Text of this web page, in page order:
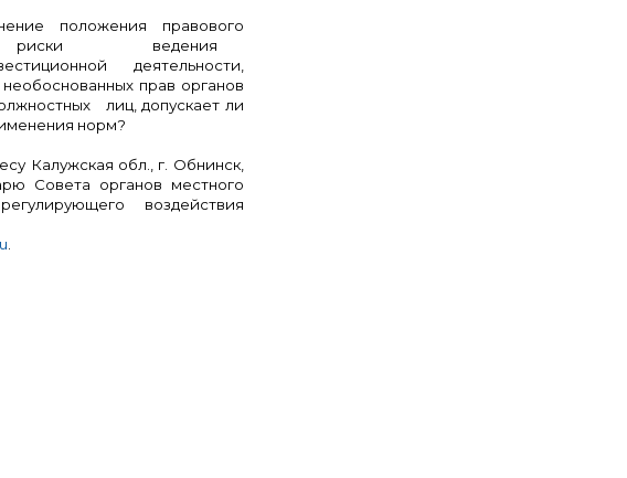
положения правового
риски ведения
деятельности,
прав органов
лиц, допускает ли
норм?
Калужская обл., г. Обнинск,
Совета органов местного
воздействия